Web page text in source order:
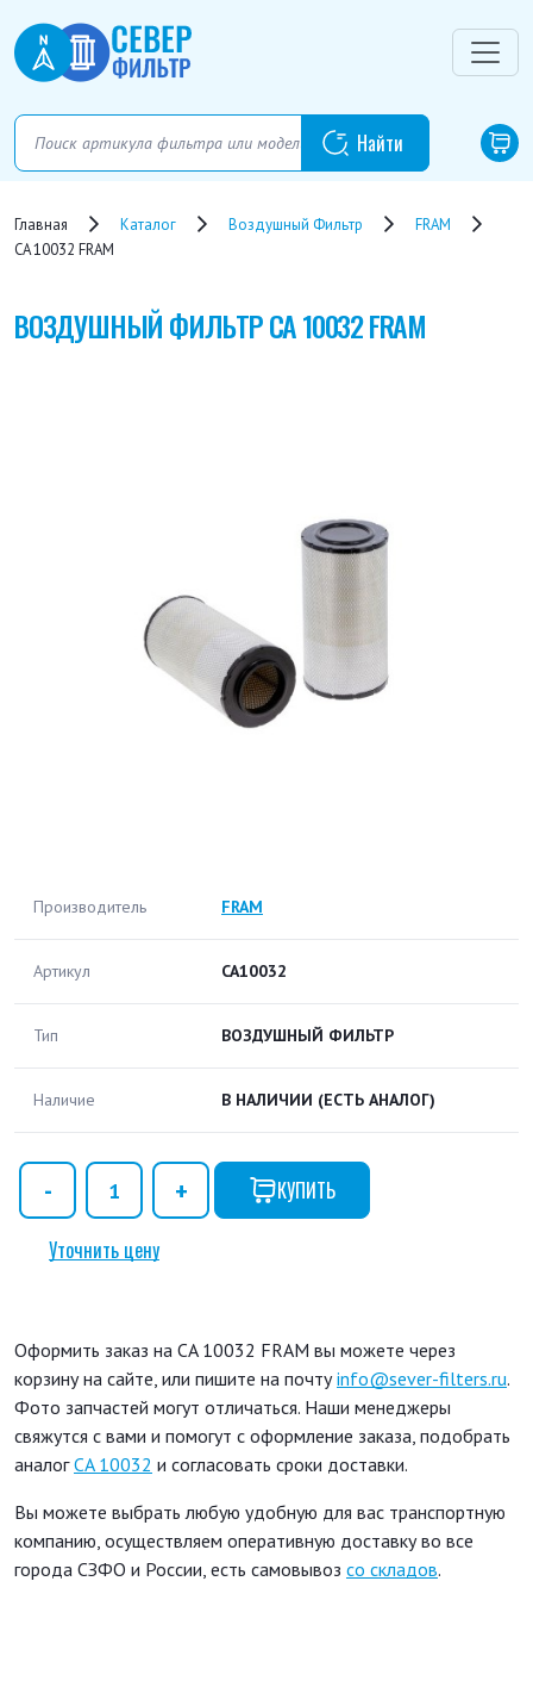
Главная Каталог Воздушный Фильтр
FRAM
CA 10032 FRAM
ВОЗДУШНЫЙ ФИЛЬТРCA 10032 FRAM
Производитель FRAM
Артикул CA10032
Тип ВОЗДУШНЫЙ ФИЛЬТР
Наличие В НАЛИЧИИ (ЕСТЬ АНАЛОГ)
КУПИТЬ
Уточнить цену
Оформить заказ на CA 10032 FRAM вы можете через
корзину на сайте, или пишите на почтуinfo@sever-filters.ru.
Фото запчастей могут отличаться. Наши менеджеры
свяжутся с вами и помогут с оформление заказа, подобрать
аналогCA 10032 и согласовать сроки доставки.
Вы можете выбрать любую удобную для вас транспортную
компанию, осуществляем оперативную доставку во все
города СЗФО и России, есть самовывоз со складов.